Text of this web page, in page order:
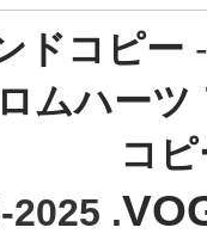
ドコピー
ムハーツ
コ
.